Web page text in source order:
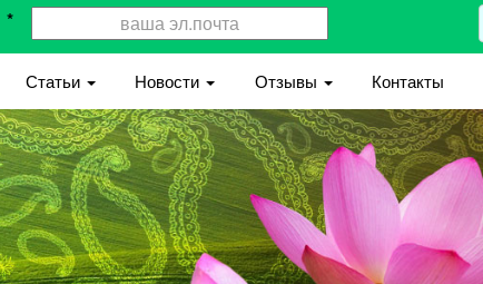
*
Статьи Новости Отзывы Контакты